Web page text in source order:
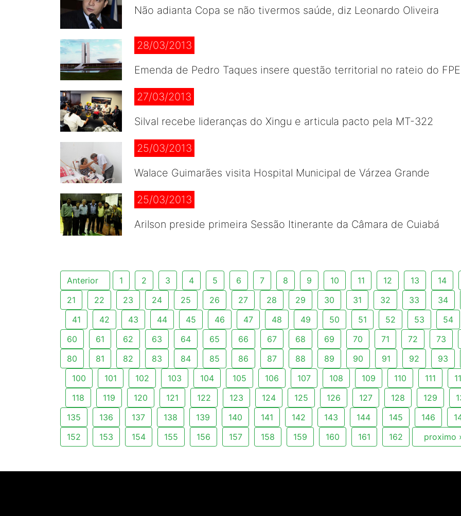
Não adianta Copa se não tivermos saúde, diz Leonardo Oliveira
28/03/2013
Emenda de Pedro Taques insere questão territorial no rateio do FPE
27/03/2013
Silval recebe lideranças do Xingu e articula pacto pela MT-322
25/03/2013
Walace Guimarães visita Hospital Municipal de Várzea Grande
25/03/2013
Arilson preside primeira Sessão Itinerante da Câmara de Cuiabá
Anterior 1 2 3 4 5 6 7 8 9 10 11 12 13
14
21
22 23 24 25 26 27 28 29 30 31 32 33
34
41
42 43 44 45 46 47 48 49 50 51 52 53
54
60
61 62 63 64 65 66 67 68 69 70 71 72
73
80
81 82 83 84 85 86 87 88 89 90 91 92
93
100
101 102 103 104 105 106 107 108 109 110 111
118
119 120 121 122 123 124 125 126 127 128 129
135
136 137 138 139 140 141 142 143 144 145 146
152
153 154 155 156 157 158 159 160 161 162 proximo